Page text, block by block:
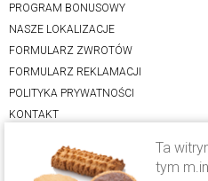
PROGRAM BONUSOWY
NASZE LOKALIZACJE
FORMULARZ ZWROTÓW
FORMULARZ REKLAMACJI
POLITYKA PRYWATNOŚCI
KONTAKT
Oferta
Ta
tym